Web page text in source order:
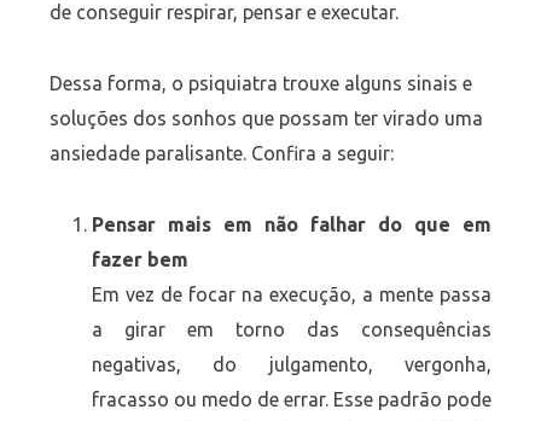
de conseguir respirar, pensar e executar.
Dessa forma, o psiquiatra trouxe alguns sinais e
soluções dos sonhos que possam ter virado uma
ansiedade paralisante. Confira a seguir:
Pensar mais em não falhar do que em
fazer bem
Em vez de focar na execução, a mente passa
a girar em torno das consequências
negativas, do julgamento, vergonha,
fracasso ou medo de errar. Esse padrão pode